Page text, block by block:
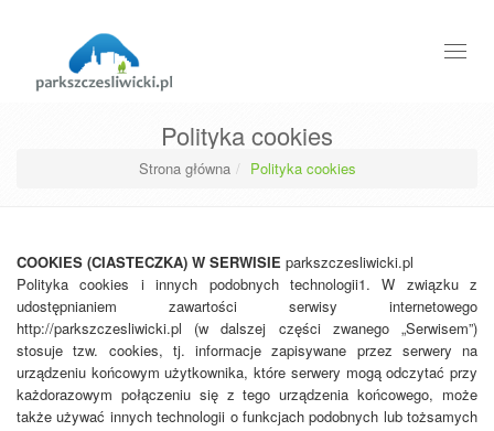
Menu
Polityka cookies
Strona główna Polityka cookies
COOKIES (CIASTECZKA) W SERWISIE parkszczesliwicki.pl
Polityka cookies i innych podobnych technologii1. W związku z
udostępnianiem zawartości serwisy internetowego
http://parkszczesliwicki.pl (w dalszej części zwanego „Serwisem”)
stosuje tzw. cookies, tj. informacje zapisywane przez serwery na
urządzeniu końcowym użytkownika, które serwery mogą odczytać przy
każdorazowym połączeniu się z tego urządzenia końcowego, może
także używać innych technologii o funkcjach podobnych lub tożsamych